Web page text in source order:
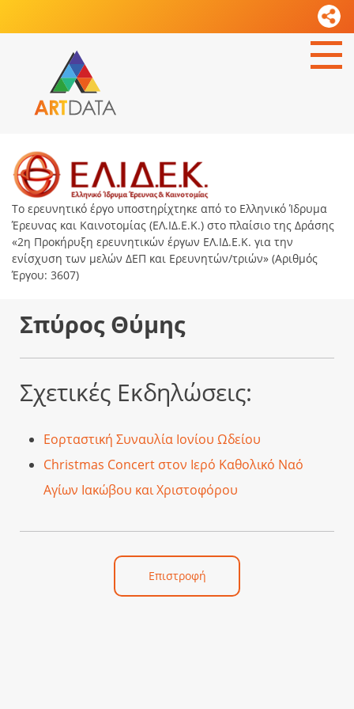
Το ερευνητικό έργο υποστηρίχτηκε από το Ελληνικό Ίδρυμα
Έρευνας και Καινοτομίας (ΕΛ.ΙΔ.Ε.Κ.) στο πλαίσιο της Δράσης
«2η Προκήρυξη ερευνητικών έργων ΕΛ.ΙΔ.Ε.Κ. για την
ενίσχυση των μελών ΔΕΠ και Ερευνητών/τριών» (Αριθμός
Έργου: 3607)
Σπύρος Θύμης
Σχετικές Εκδηλώσεις:
Εορταστική Συναυλία Ιονίου Ωδείου
Christmas Concert στον Ιερό Καθολικό Ναό
Αγίων Ιακώβου και Χριστοφόρου
Επιστροφή